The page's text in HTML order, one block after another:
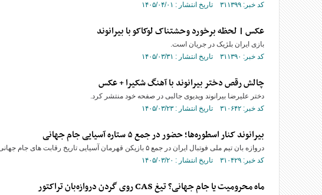
کد خبر: ۳۱۱۳۹۹ تاریخ انتشار : ۱۴۰۵/۰۴/۰۱
عکس | لحظه برخورد وحشتناک لوکاکو با بیرانوند
بازی ایران بلژیک در جریان است.
کد خبر: ۳۱۱۳۹۰ تاریخ انتشار : ۱۴۰۵/۰۳/۳۱
چالش رقص دختر بیرانوند با آهنگ شکیرا + عکس
دختر علیرضا بیرانوند ویدیوی جالبی در صفحه خود منتشر کرد.
کد خبر: ۳۱۰۶۴۲ تاریخ انتشار : ۱۴۰۵/۰۳/۲۳
بیرانوند کنار اسطوره‌ها؛ حضور در جمع ۵ ستاره آسیایی جام جهانی
دروازه بان تیم ملی فوتبال ایران در جمع ۵ بازیکن قهرمان آسیایی تاریخ رقابت های جام جهانی قرار گرفت.
کد خبر: ۳۱۰۴۲۹ تاریخ انتشار : ۱۴۰۵/۰۳/۲۰
ماه محرومیت یا جام جهانی؟ تیغ CAS روی گردن دروازه‌بان تراکتور